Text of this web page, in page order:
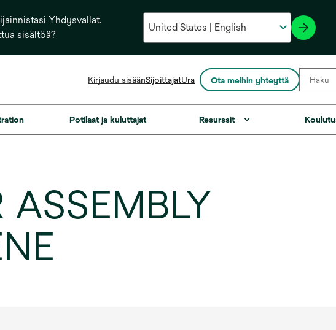
Yhdysvallat.
sisältöä?
Kirjaudu sisäänSijoittajatopens
a
Ura Ota meihin yhteyttä
Potilaat ja kuluttajat Resurssit
ASSEMBLY